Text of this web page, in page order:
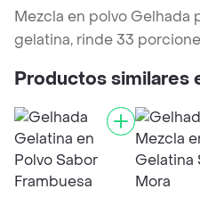
Mezcla en polvo Gelhada
gelatina, rinde 33
Productos similares